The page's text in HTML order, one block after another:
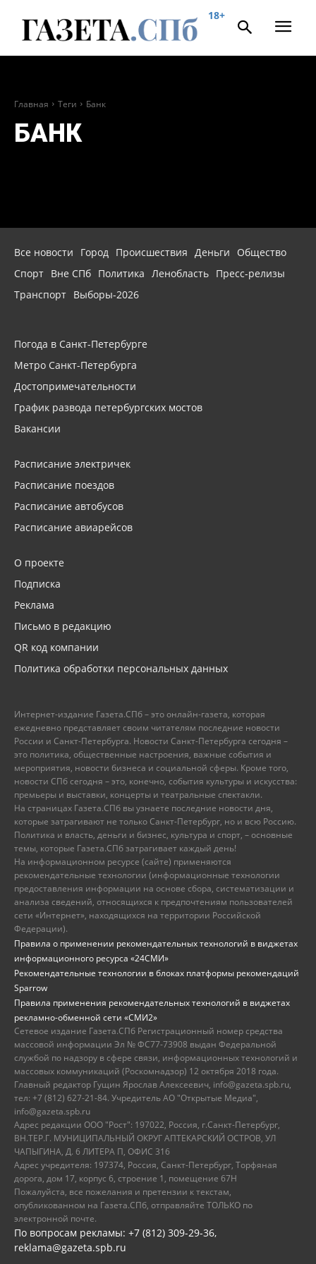
18+
Главная Теги Банк
БАНК
Все новости Город Происшествия Деньги
Общество
Спорт Вне СПб Политика Ленобласть Пресс-релизы
Транспорт Выборы-2026
Погода в Санкт-Петербурге
Метро Санкт-Петербурга
Достопримечательности
График развода петербургских мостов
Вакансии
Расписание электричек
Расписание поездов
Расписание автобусов
Расписание авиарейсов
О проекте
Подписка
Реклама
Письмо в редакцию
QR код компании
Политика обработки персональных данных
Интернет-издание Газета.СПб – это онлайн-газета, которая
ежедневно представляет своим читателям последние новости
России и Санкт-Петербурга. Новости Санкт-Петербурга сегодня –
это политика, общественные настроения, важные события и
мероприятия, новости бизнеса и социальной сферы. Кроме того,
новости СПб сегодня – это, конечно, события культуры и искусства:
премьеры и выставки, концерты и театральные спектакли.
На страницах Газета.СПб вы узнаете последние новости дня,
которые затрагивают не только Санкт-Петербург, но и всю Россию.
Политика и власть, деньги и бизнес, культура и спорт, – основные
темы, которые Газета.СПб затрагивает каждый день!
На информационном ресурсе (сайте) применяются
рекомендательные технологии (информационные технологии
предоставления информации на основе сбора, систематизации и
анализа сведений, относящихся к предпочтениям пользователей
сети «Интернет», находящихся на территории Российской
Федерации).
Правила о применении рекомендательных технологий в виджетах
информационного ресурса «24СМИ»
Рекомендательные технологии в блоках платформы рекомендаций
Sparrow
Правила применения рекомендательных технологий в виджетах
рекламно-обменной сети «СМИ2»
Сетевое издание Газета.СПб Регистрационный номер средства
массовой информации Эл № ФС77-73908 выдан Федеральной
службой по надзору в сфере связи, информационных технологий и
массовых коммуникаций (Роскомнадзор) 12 октября 2018 года.
Главный редактор Гущин Ярослав Алексеевич, info@gazeta.spb.ru,
тел: +7 (812) 627-21-84. Учредитель АО "Открытые Медиа",
info@gazeta.spb.ru
Адрес редакции ООО "Рост": 197022, Россия, г.Санкт-Петербург,
ВН.ТЕР.Г. МУНИЦИПАЛЬНЫЙ ОКРУГ АПТЕКАРСКИЙ ОСТРОВ, УЛ
ЧАПЫГИНА, Д. 6 ЛИТЕРА П, ОФИС 316
Адрес учредителя: 197374, Россия, Санкт-Петербург, Торфяная
дорога, дом 17, корпус 6, строение 1, помещение 67Н
Пожалуйста, все пожелания и претензии к текстам,
опубликованном на Газета.СПб, отправляйте ТОЛЬКО по
электронной почте.
По вопросам рекламы: +7 (812) 309-29-36,
reklama@gazeta.spb.ru